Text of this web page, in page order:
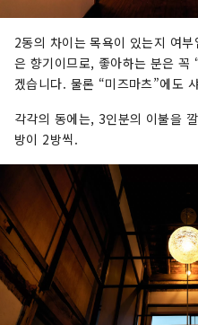
2동의 차이는 목욕이 있는지 여
은 향기이므로, 좋아하는 분은 꼭
겠습니다. 물론 “미즈마츠”에도
각각의 동에는, 3인분의 이불을
방이 2방씩.